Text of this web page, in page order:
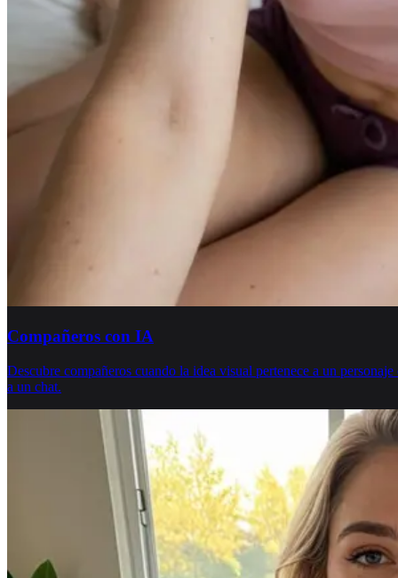
Compañeros con IA
Descubre compañeros cuando la idea visual pertenece a un personaje
a un chat.